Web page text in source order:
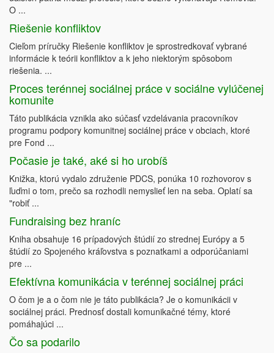
O ...
Riešenie konfliktov
Cieľom príručky Riešenie konfliktov je sprostredkovať vybrané
informácie k teórii konfliktov a k jeho niektorým spôsobom
riešenia. ...
Proces terénnej sociálnej práce v sociálne vylúčenej
komunite
Táto publikácia vznikla ako súčasť vzdelávania pracovníkov
programu podpory komunitnej sociálnej práce v obciach, ktoré
pre Fond ...
Počasie je také, aké si ho urobíš
Knižka, ktorú vydalo združenie PDCS, ponúka 10 rozhovorov s
ľuďmi o tom, prečo sa rozhodli nemyslieť len na seba. Oplatí sa
"robiť ...
Fundraising bez hraníc
Kniha obsahuje 16 prípadových štúdií zo strednej Európy a 5
štúdií zo Spojeného kráľovstva s poznatkami a odporúčaniami
pre ...
Efektívna komunikácia v terénnej sociálnej práci
O čom je a o čom nie je táto publikácia? Je o komunikácii v
sociálnej práci. Prednosť dostali komunikačné témy, ktoré
pomáhajúci ...
Čo sa podarilo